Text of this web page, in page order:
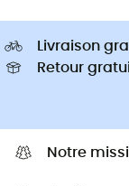
Livraison
Retour
Notre